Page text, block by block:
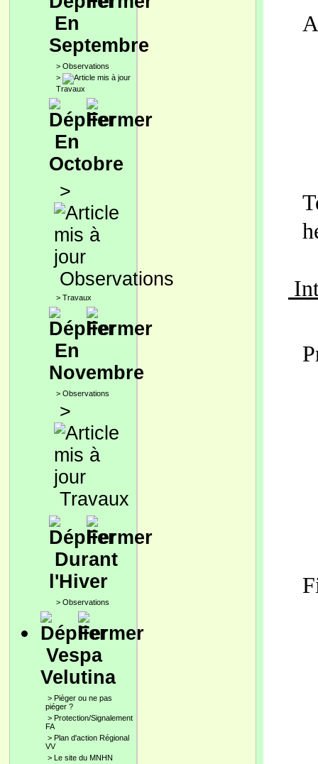
En
Septembre
> Observations
>
Travaux
En
Octobre
>
Observations
> Travaux
En
Novembre
> Observations
>
Travaux
Durant
l'Hiver
> Observations
Vespa
Velutina
> Pièger ou ne pas
piéger ?
> Protection/Signalement
FA
> Plan d'action Régional
VV
> Le site du MNHN